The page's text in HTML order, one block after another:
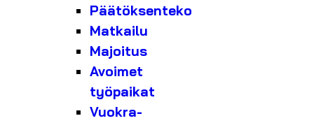
Päätöksenteko
Matkailu
Majoitus
Avoimet
työpaikat
Vuokra-